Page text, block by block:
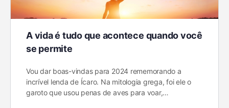
A vida é tudo que acontece quando você
se permite
Vou dar boas-vindas para 2024 rememorando a
incrível lenda de Ícaro. Na mitologia grega, foi ele o
garoto que usou penas de aves para voar,…